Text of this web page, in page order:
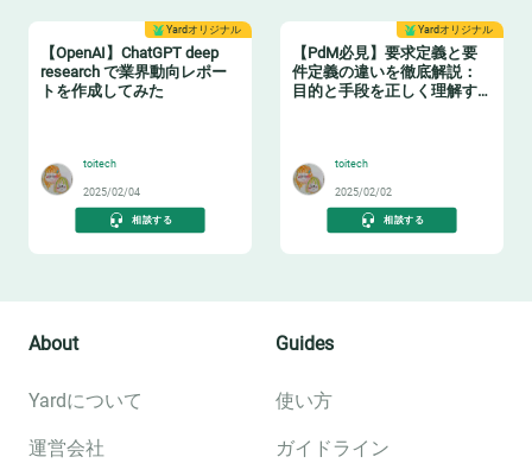
Yardオリジナル
【OpenAI】ChatGPT deep
research で業界動向レポー
トを作成してみた
toitech
2025/02/04
相談する
Yardオリジナル
【PdM必見】要求定義と要
件定義の違いを徹底解説：
目的と手段を正しく理解す
toitech
2025/02/02
相談する
About
Yardについて
運営会社
Guides
使い方
ガイドライン